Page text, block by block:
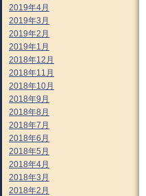
2019年4月
2019年3月
2019年2月
2019年1月
2018年12月
2018年11月
2018年10月
2018年9月
2018年8月
2018年7月
2018年6月
2018年5月
2018年4月
2018年3月
2018年2月